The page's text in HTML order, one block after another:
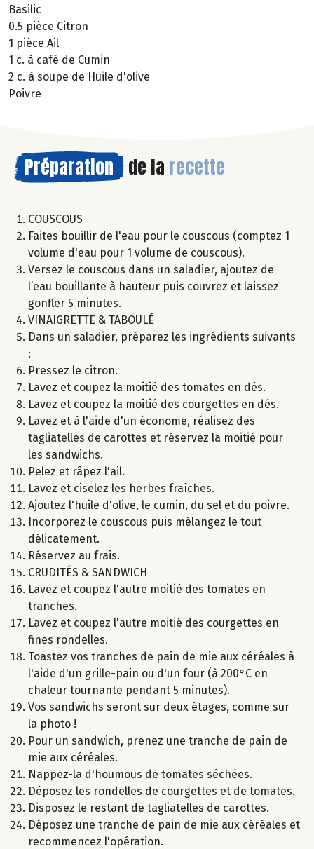
Basilic
0.5 pièce Citron
1 pièce Ail
1 c. à café de Cumin
2 c. à soupe de Huile d'olive
Poivre
Préparation de la recette
COUSCOUS
Faites bouillir de l'eau pour le couscous (comptez 1
volume d'eau pour 1 volume de couscous).
Versez le couscous dans un saladier, ajoutez de
l’eau bouillante à hauteur puis couvrez et laissez
gonfler 5 minutes.
VINAIGRETTE & TABOULÉ
Dans un saladier, préparez les ingrédients suivants
:
Pressez le citron.
Lavez et coupez la moitié des tomates en dés.
Lavez et coupez la moitié des courgettes en dés.
Lavez et à l'aide d'un économe, réalisez des
tagliatelles de carottes et réservez la moitié pour
les sandwichs.
Pelez et râpez l'ail.
Lavez et ciselez les herbes fraîches.
Ajoutez l'huile d'olive, le cumin, du sel et du poivre.
Incorporez le couscous puis mélangez le tout
délicatement.
Réservez au frais.
CRUDITÉS & SANDWICH
Lavez et coupez l'autre moitié des tomates en
tranches.
Lavez et coupez l'autre moitié des courgettes en
fines rondelles.
Toastez vos tranches de pain de mie aux céréales à
l'aide d'un grille-pain ou d'un four (à 200°C en
chaleur tournante pendant 5 minutes).
Vos sandwichs seront sur deux étages, comme sur
la photo !
Pour un sandwich, prenez une tranche de pain de
mie aux céréales.
Nappez-la d'houmous de tomates séchées.
Déposez les rondelles de courgettes et de tomates.
Disposez le restant de tagliatelles de carottes.
Déposez une tranche de pain de mie aux céréales et
recommencez l'opération.